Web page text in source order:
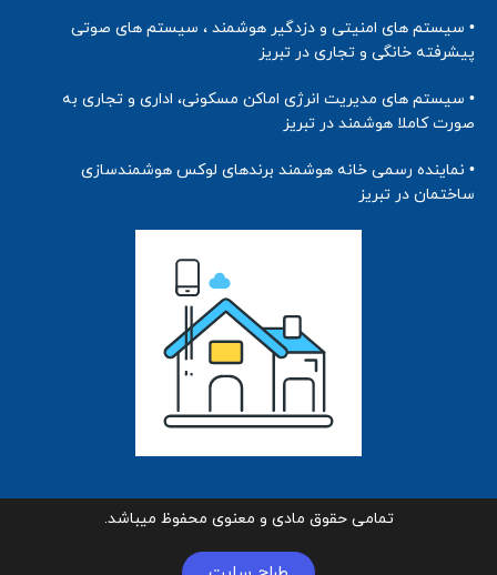
• سیستم های امنیتی و دزدگیر هوشمند ، سیستم های صوتی
پیشرفته خانگی و تجاری در تبریز
• سیستم های مدیریت انرژی اماکن مسکونی، اداری و تجاری به
صورت کاملا هوشمند در تبریز
• نماینده رسمی خانه هوشمند برندهای لوکس هوشمندسازی
ساختمان در تبریز
تمامی حقوق مادی و معنوی محفوظ میباشد.